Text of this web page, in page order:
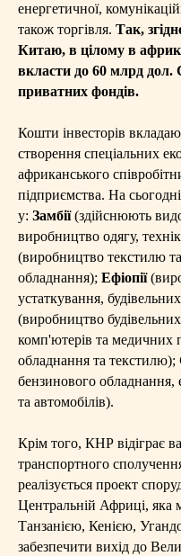
енергетичної,
також торгівля. Так,
Китаю, в цілому в
вкласти до 60 млрд
приватних фондів.
Кошти інвесторів
створення спеціальних
африканського
підприємства. На
у: Замбії(здійснюють
виробництво одягу,
(виробництво текстилю
обладнання); Ефіопії
устаткування, будівельних
(виробництво
комп'ютерів та медичних
обладнання та текстилю);
бензинового обладнання,
та автомобілів).
Крім того, КНР відіграє
транспортного
реалізується проект
Центральній Африці, яка
Танзанією, Кенією,
забезпечити вихід до